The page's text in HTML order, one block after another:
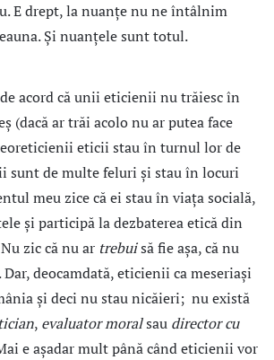
E drept, la nuanţe nu ne întâlnim
Şi nuanţele sunt totul.
acord că unii eticienii nu trăiesc în
(dacă ar trăi acolo nu ar putea face
eticii stau în turnul lor de
sunt de multe feluri şi stau în locuri
meu zice că ei stau în viaţa socială,
şi participă la dezbaterea etică din
zic că nu ar trebuisă fie aşa, că nu
Dar, deocamdată, eticienii ca meseriaşi
şi deci nu stau nicăieri; nu există
, evaluator moralsau director cu
e aşadar mult până când eticienii vor